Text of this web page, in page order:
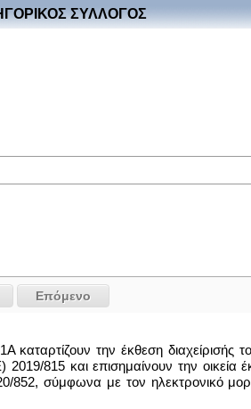
ΣΥΛΛΟΓΟΣ
Επόμενο
καταρτίζουν την έκθεση
2019/815 και επισημαίνουν την
σύμφωνα με τον ηλεκτρονικό